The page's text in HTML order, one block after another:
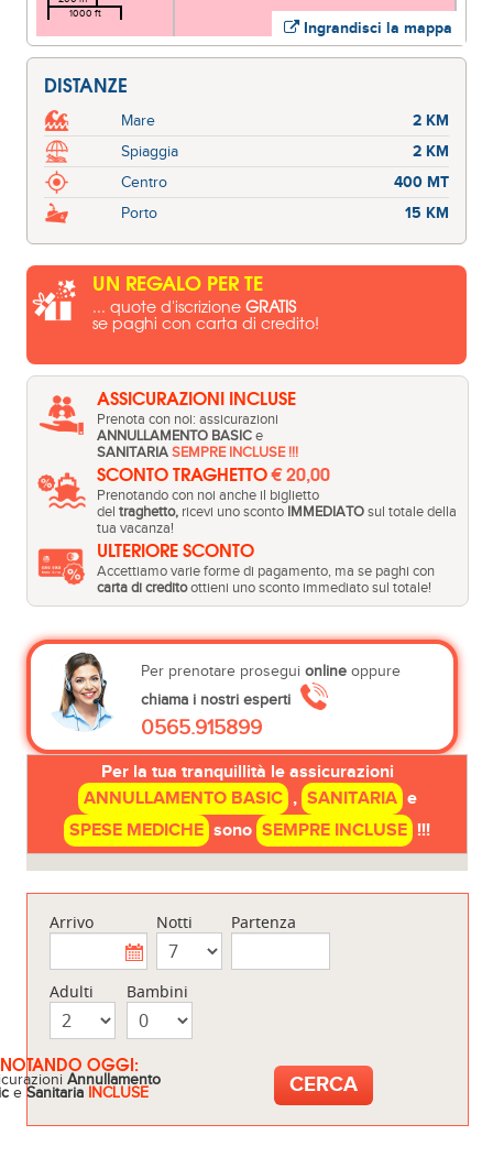
Ingrandisci la mappa
1000 ft
DISTANZE
Mare
2 KM
Spiaggia
2 KM
Centro
400 MT
Porto
15 KM
UN REGALO PER TE
... quote d'iscrizioneGRATIS
se paghi con carta di credito!
ASSICURAZIONI INCLUSE
Prenota con noi: assicurazioni
ANNULLAMENTO BASIC e
SANITARIA SEMPRE INCLUSE !!!
SCONTO TRAGHETTO€ 20,00
Prenotando con noi anche il biglietto
del traghetto, ricevi uno sconto IMMEDIATO sul totale della
tua vacanza!
ULTERIORE SCONTO
Accettiamo varie forme di pagamento, ma se paghi con
carta di creditoottieni uno sconto immediato sul totale!
Per prenotare prosegui onlineoppure
chiama i nostri esperti
0565.915899
Per la tua tranquillità le assicurazioni
ANNULLAMENTO BASIC , SANITARIA e
SPESE MEDICHE sono SEMPRE INCLUSE !!!
Arrivo Notti Partenza
Adulti Bambini
OGGI:
Annullamento
eSanitaria INCLUSE